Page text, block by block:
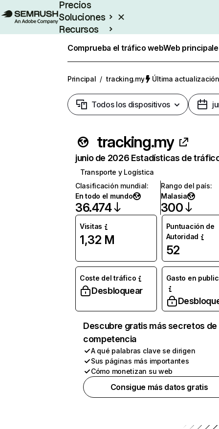
Precios
Soluciones
Recursos
Comprueba el tráfico webWeb
Principal / tracking.my Última
Todos los dispositivos
tracking.my
junio de 2026 Estadísticas de
Transporte y Logística
Clasificación mundial:
En todo el mundo
36.474
Rango del país:
Malasia
300
Visitas
1,32 M
Puntuación de
Autoridad
52
Coste del tráfico
Desbloquear
Gasto en
Descubre gratis más secretos de
competencia
A qué palabras clave se dirigen
Sus páginas más importantes
Cómo monetizan su web
Consigue más datos gratis